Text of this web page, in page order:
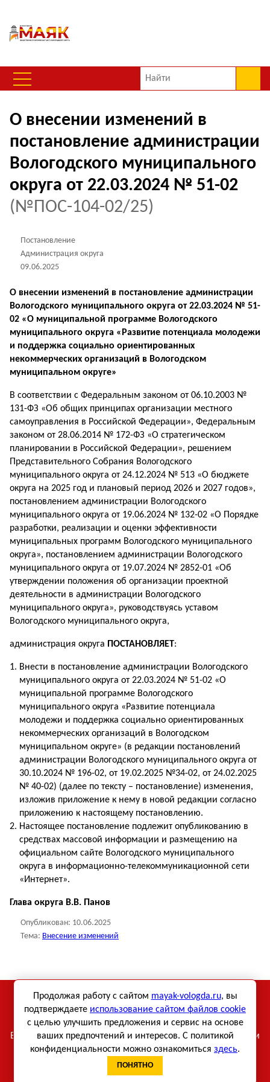
О внесении изменений в
постановление администрации
Вологодского муниципального
округа от 22.03.2024 № 51-02
(№ПОС-104-02/25)
Постановление
Администрация округа
09.06.2025
О внесении изменений в постановление администрации
Вологодского муниципального округа от 22.03.2024 № 51-
02 «О муниципальной программе Вологодского
муниципального округа «Развитие потенциала молодежи
и поддержка социально ориентированных
некоммерческих организаций в Вологодском
муниципальном округе»
В соответствии с Федеральным законом от 06.10.2003 №
131-ФЗ «Об общих принципах организации местного
самоуправления в Российской Федерации», Федеральным
законом от 28.06.2014 № 172-ФЗ «О стратегическом
планировании в Российской Федерации», решением
Представительного Собрания Вологодского
муниципального округа от 24.12.2024 № 513 «О бюджете
округа на 2025 год и плановый период 2026 и 2027 годов»,
постановлением администрации Вологодского
муниципального округа от 19.06.2024 № 132-02 «О Порядке
разработки, реализации и оценки эффективности
муниципальных программ Вологодского муниципального
округа», постановлением администрации Вологодского
муниципального округа от 19.07.2024 № 2852-01 «Об
утверждении положения об организации проектной
деятельности в администрации Вологодского
муниципального округа», руководствуясь уставом
Вологодского муниципального округа,
администрация округа ПОСТАНОВЛЯЕТ:
Внести в постановление администрации Вологодского
муниципального округа от 22.03.2024 № 51-02 «О
муниципальной программе Вологодского
муниципального округа «Развитие потенциала
молодежи и поддержка социально ориентированных
некоммерческих организаций в Вологодском
муниципальном округе» (в редакции постановлений
администрации Вологодского муниципального округа от
30.10.2024 № 196-02, от 19.02.2025 №34-02, от 24.02.2025
№ 40-02) (далее по тексту – постановление) изменения,
изложив приложение к нему в новой редакции согласно
приложению к настоящему постановлению.
Настоящее постановление подлежит опубликованию в
средствах массовой информации и размещению на
официальном сайте Вологодского муниципального
округа в информационно-телекоммуникационной сети
«Интернет».
Глава округа В.В. Панов
Опубликован: 10.06.2025
Тема: Внесение изменений
Использование материалов сетевого издания «Маяк-
Вологда» возможно только при использовании активной
ссылки.
Все права на тексты и фотографии принадлежат их авторам
Противодействие коррупции
Уведомление об использовании файлов cookie
Политика в отношении обработки персональных данных
Продолжая работу с сайтом mayak-vologda.ru, вы
подтверждаете использование сайтом файлов cookie
с целью улучшить предложения и сервис на основе
ваших предпочтений и интересов. С политикой
конфиденциальности можно ознакомиться здесь.
ПОНЯТНО